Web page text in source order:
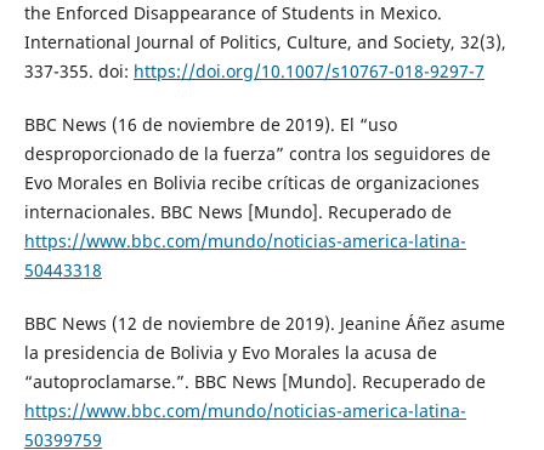
the Enforced Disappearance of Students in Mexico.
International Journal of Politics, Culture, and Society, 32(3),
337-355. doi: https://doi.org/10.1007/s10767-018-9297-7
BBC News (16 de noviembre de 2019). El “uso
desproporcionado de la fuerza” contra los seguidores de
Evo Morales en Bolivia recibe críticas de organizaciones
internacionales. BBC News [Mundo]. Recuperado de
https://www.bbc.com/mundo/noticias-america-latina-
50443318
BBC News (12 de noviembre de 2019). Jeanine Áñez asume
la presidencia de Bolivia y Evo Morales la acusa de
“autoproclamarse.”. BBC News [Mundo]. Recuperado de
https://www.bbc.com/mundo/noticias-america-latina-
50399759